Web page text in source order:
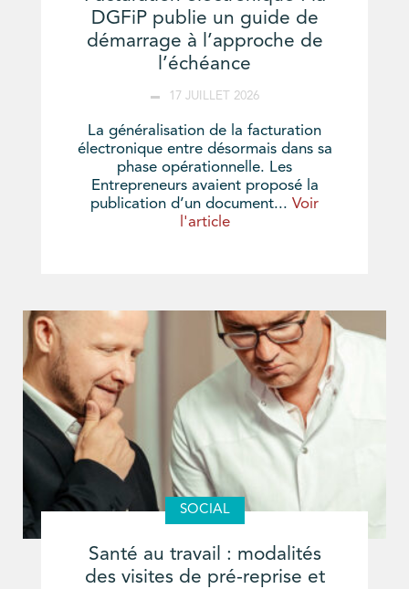
DGFiP publie un guide de
démarrage à l’approche de
l’échéance
17 JUILLET 2026
La généralisation de la facturation
électronique entre désormais dans sa
phase opérationnelle. Les
Entrepreneurs avaient proposé la
publication d’un document... Voir
l'article
SOCIAL
Santé au travail : modalités
des visites de pré-reprise et